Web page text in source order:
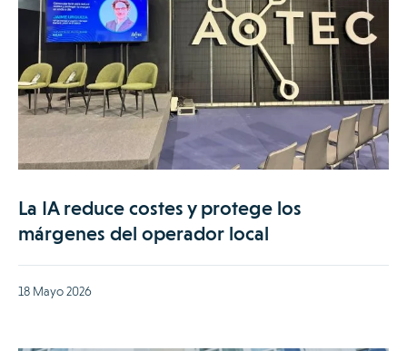
La IA reduce costes y protege los
márgenes del operador local
18 Mayo 2026